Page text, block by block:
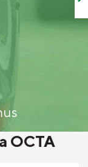
OCTA